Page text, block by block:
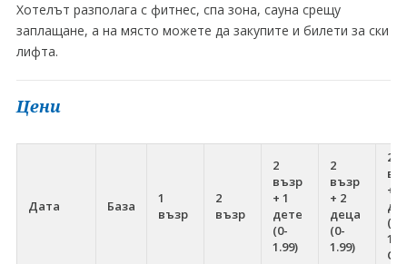
Хотелът разполага с фитнес, спа зона, сауна срещу
заплащане, а на място можете да закупите и билети за ски
лифта.
Цени
Дата База
1
възр
2
възр
2
възр
+ 1
дете
(0-
1.99)
2
възр
+ 2
деца
(0-
1.99)
2
+ 2
(0-